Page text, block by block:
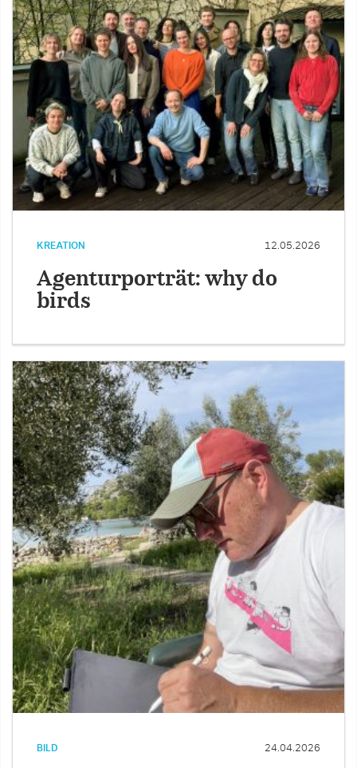
KREATION 12.05.2026
Agenturporträt: why do
birds
BILD 24.04.2026